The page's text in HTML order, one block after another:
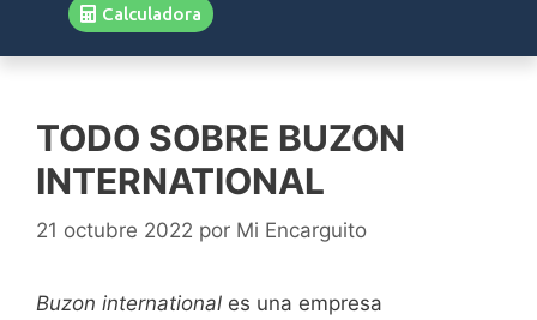
Calculadora
TODO SOBRE BUZON
INTERNATIONAL
21 octubre 2022 por Mi Encarguito
Buzon international es una empresa